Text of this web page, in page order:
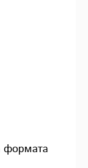
формата